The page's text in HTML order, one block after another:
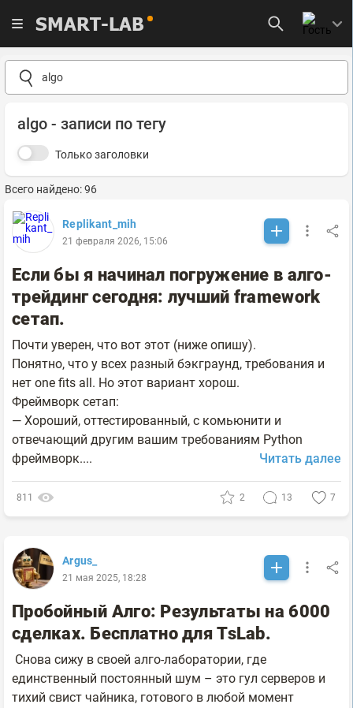
SMART-LAB
algo - записи по тегу
Только заголовки
Всего найдено: 96
Replikant_mih
21 февраля 2026, 15:06
Если бы я начинал погружение в алго-
трейдинг сегодня: лучший framework
сетап.
Почти уверен, что вот этот (ниже опишу).
Понятно, что у всех разный бэкграунд, требования и
нет one fits all. Но этот вариант хорош.
Фреймворк сетап:
— Хороший, оттестированный, с комьюнити и
отвечающий другим вашим требованиям Python
фреймворк....
Читать далее
811 2 13 7
Argus_
21 мая 2025, 18:28
Пробойный Алго: Результаты на 6000
сделках. Бесплатно для TsLab.
Снова сижу в своей алго-лаборатории, где
единственный постоянный шум – это гул серверов и
тихий свист чайника, готового в любой момент